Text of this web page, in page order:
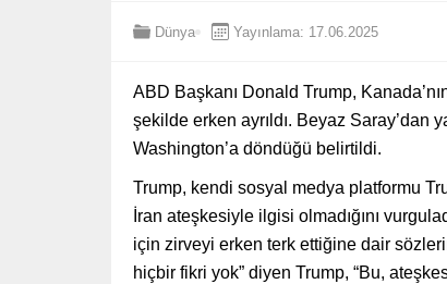
Dünya Yayınlama: 17.06.2025
ABD Başkanı Donald Trump,
şekilde erken ayrıldı. Beyaz Saray’dan
Washington’a döndüğü belirtildi.
Trump, kendi sosyal medya platformu
İran ateşkesiyle ilgisi olmadığını
için zirveyi erken terk ettiğine dair
hiçbir fikri yok” diyen Trump, “Bu,